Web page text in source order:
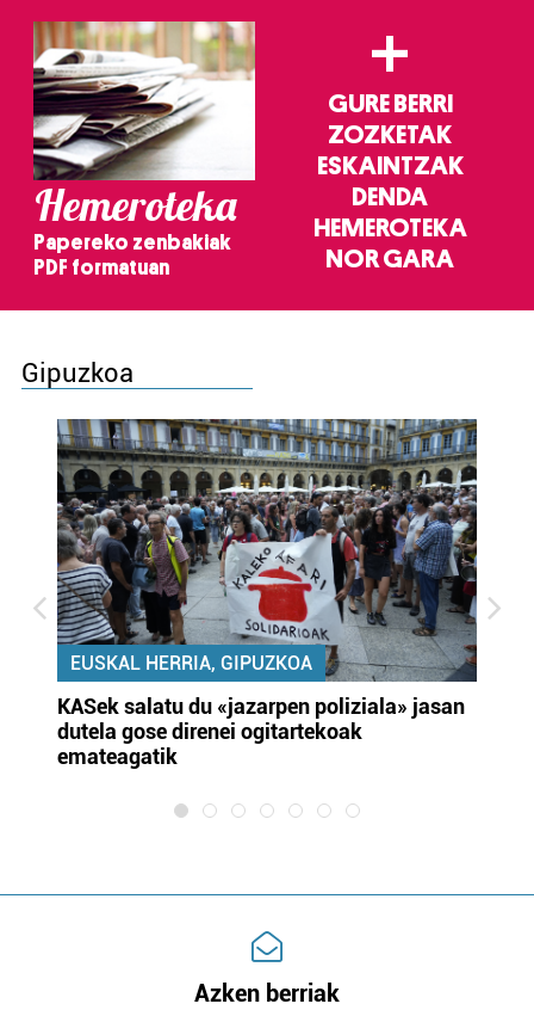
Hemeroteka
Papereko zenbakiak
PDF formatuan
+
GURE BERRI
ZOZKETAK
ESKAINTZAK
DENDA
HEMEROTEKA
NOR GARA
Gipuzkoa
EUSKAL HERRIA, GIPUZKOA
KASek salatu du «jazarpen poliziala» jasan
dutela gose direnei ogitartekoak
emateagatik
Azken berriak